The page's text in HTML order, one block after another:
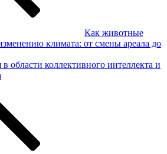
Как животные
климата: от смены ареала до
области коллективного интеллекта и